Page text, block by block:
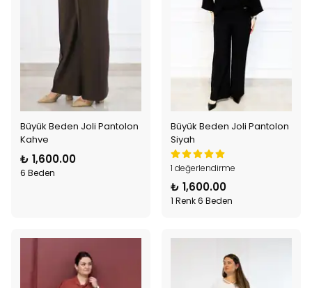
Büyük Beden Joli Pantolon
Kahve
₺ 1,600.00
6 Beden
Büyük Beden Joli Pantolon
Siyah
1 değerlendirme
₺ 1,600.00
1 Renk 6 Beden